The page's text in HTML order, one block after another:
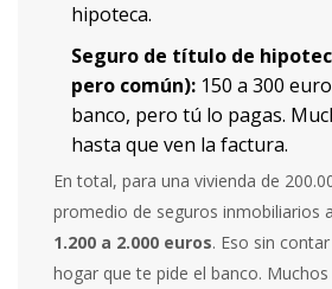
hipoteca.
Seguro de título de
pero común): 150 a 300
banco, pero tú lo pagas.
hasta que ven la factura.
En total, para una vivienda de
promedio de seguros inmobiliarios
1.200 a 2.000 euros. Eso sin
hogar que te pide el banco.